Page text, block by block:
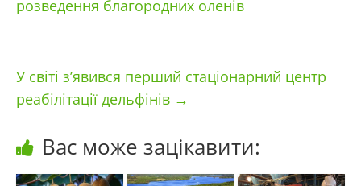
розведення благородних оленів
У світі з’явився перший стаціонарний центр
реабілітації дельфінів →
Вас може зацікавити: